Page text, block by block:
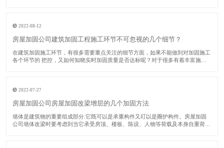
2022-08-12
房屋加固公司建筑加固工程施工环节不可忽视的几个细节？
​在建筑加固施工环节，有很多需要重点关注的细节方面，如果不能做到对加固施工
各个环节的 把控，又如何知晓实时加固质量是否达标呢？对于很多有着丰富施工
2022-07-27
房屋加固公司房屋加固改梁增层的几个加固方法
​墙体是建筑物的重要组成部分.它既可以是承重构件又叮以是圈护构件。房屋加固
公司墙体改梁时要考虑到当它承受房顶、楼板、陈设、人物等荷载及本身自重荷